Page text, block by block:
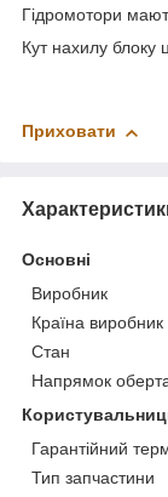
Гідромотори
Кут нахилу блоку
Приховати
Основні
Виробник
Країна виробник
Стан
Напрямок
Гарантійний
Тип запчастини